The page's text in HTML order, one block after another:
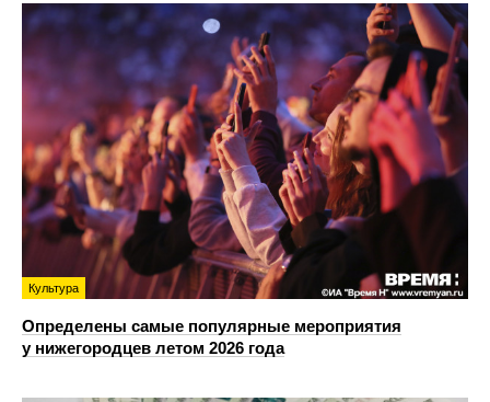
Культура
Определены самые популярные мероприятия
у нижегородцев летом 2026 года